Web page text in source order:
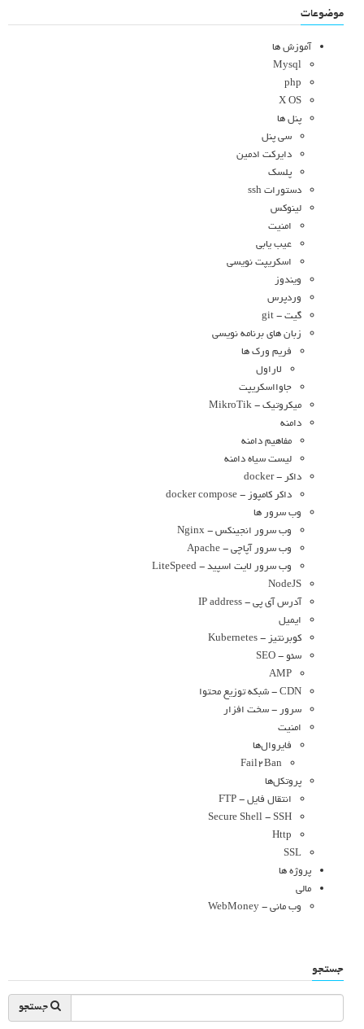
موضوعات
آموزش ها
Mysql
php
X OS
پنل ها
سی پنل
دایرکت ادمین
پلسک
دستورات ssh
لینوکس
امنیت
عیب یابی
اسکریپت نویسی
ویندوز
وردپرس
گیت - git
زبان های برنامه نویسی
فریم ورک ها
لاراول
جاوااسکریپت
میکروتیک - MikroTik
دامنه
مفاهیم دامنه
لیست سیاه دامنه
داکر - docker
داکر کامپوز - docker compose
وب سرور ها
وب سرور انجینکس - Nginx
وب سرور آپاچی - Apache
وب سرور لایت اسپید - LiteSpeed
NodeJS
آدرس آی پی - IP address
ایمیل
کوبرنتیز - Kubernetes
سئو - SEO
AMP
CDN - شبکه توزیع محتوا
سرور - سخت افزار
امنیت
فایروال‌ها
Fail2Ban
پروتکل‌ها
انتقال فایل - FTP
Secure Shell - SSH
Http
SSL
پروژه ها
مالی
وب مانی - WebMoney
جستجو
جستجو